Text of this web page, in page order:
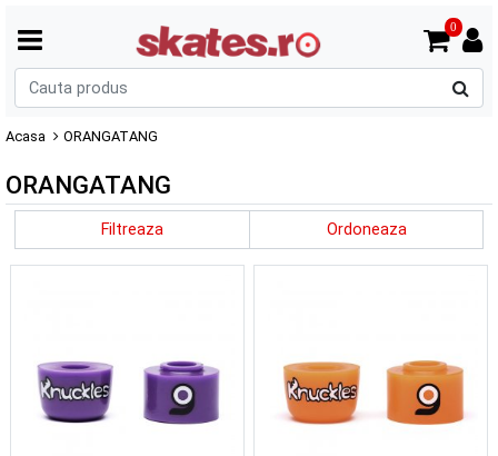
0
Acasa ORANGATANG
ORANGATANG
Filtreaza Ordoneaza